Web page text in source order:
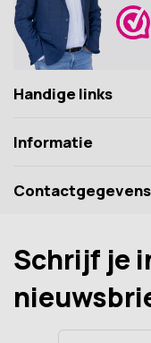
Handige links
Informatie
Contactgegevens
Schrijf je